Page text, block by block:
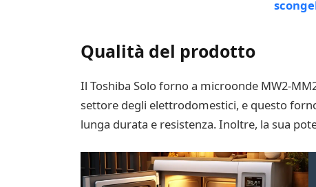
Qualità del prodotto
Il Toshiba Solo forno a microonde MW2-
settore degli elettrodomestici, e questo
lunga durata e resistenza. Inoltre, la sua